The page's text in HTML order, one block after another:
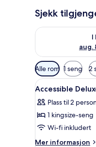
Sjekk
I
aug.
Sjekk
Tilgjengelige
filtre
for
Alle rom 1 seng 2
Åpne
alle
bildene
av
Accessible
Deluxe
5
Accessible
Plass til 2
1 kingsize-seng
Wi-fi inkludert
Mer informasjon
Mer